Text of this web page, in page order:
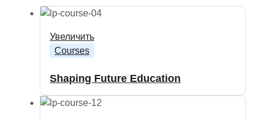
Shaping Future Education
Courses
Увеличить